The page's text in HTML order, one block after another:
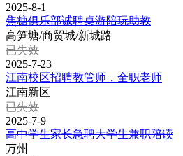
2025-8-1
焦糖俱乐部诚聘桌游陪玩助教
高笋塘/商贸城/新城路
已失效
2025-7-23
江南校区招聘教管师，全职老师
江南新区
已失效
2025-7-9
高中学生家长急聘大学生兼职陪读
万州